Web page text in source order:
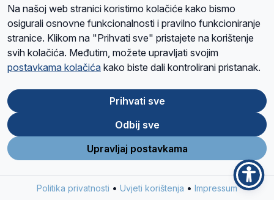
kojima je i hrvatska Udruga Radio Marija.
O namaRadio ProgramVolonteriPrijateljiKontaktPravila privatnosti
Ova stranica je zaštićena Google reCAPTCHA sustavom
Store
Google
Play
Na našoj web stranici koristimo kolačiće kako bismo
osigurali osnovne funkcionalnosti i pravilno funkcioniranje
stranice. Klikom na "Prihvati sve" pristajete na korištenje
svih kolačića. Međutim, možete upravljati svojim
postavkama kolačića kako biste dali kontrolirani pristanak.
Prihvati sve
Odbij sve
Upravljaj postavkama
Politika privatnosti • Uvjeti korištenja • Impressum